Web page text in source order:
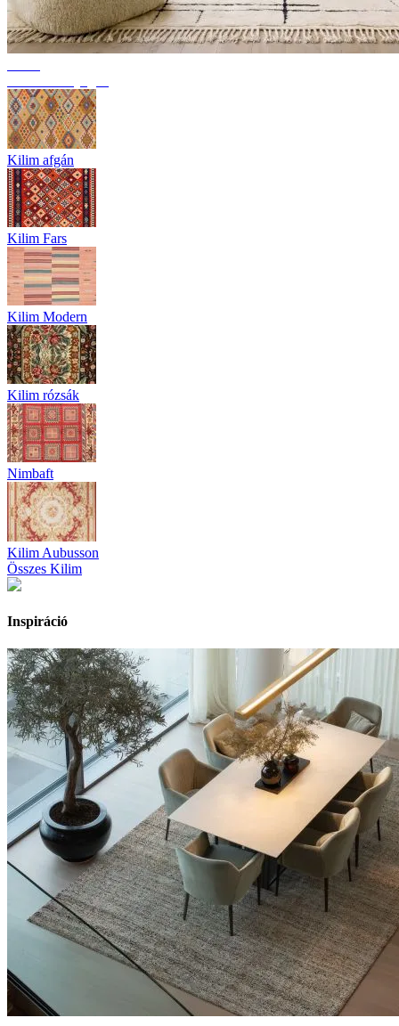
Kilim afgán
Kilim Fars
Kilim Modern
Kilim rózsák
Nimbaft
Kilim Aubusson
Összes Kilim
Inspiráció